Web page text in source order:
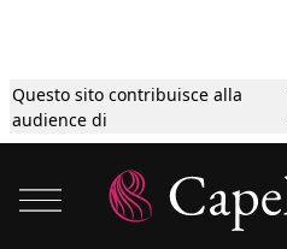
Questo sito contribuisce alla
audience di
Tagli
Colori